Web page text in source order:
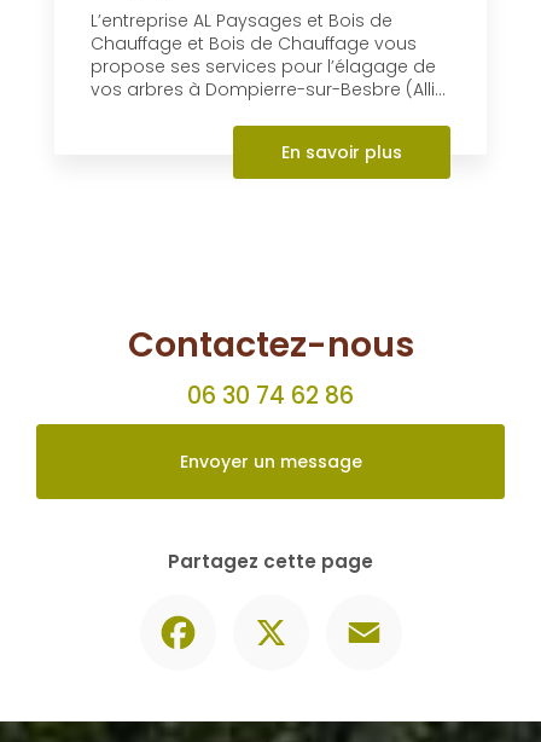
Contactez-nous
06 30 74 62 86
Facebook X Email